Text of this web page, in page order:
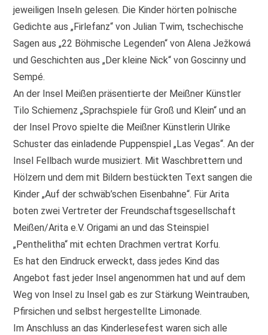
jeweiligen Inseln gelesen. Die Kinder hörten polnische
Gedichte aus „Firlefanz“ von Julian Twim, tschechische
Sagen aus „22 Böhmische Legenden“ von Alena Ježkowá
und Geschichten aus „Der kleine Nick“ von Goscinny und
Sempé.
An der Insel Meißen präsentierte der Meißner Künstler
Tilo Schiemenz „Sprachspiele für Groß und Klein“ und an
der Insel Provo spielte die Meißner Künstlerin Ulrike
Schuster das einladende Puppenspiel „Las Vegas“. An der
Insel Fellbach wurde musiziert. Mit Waschbrettern und
Hölzern und dem mit Bildern bestückten Text sangen die
Kinder „Auf der schwäb’schen Eisenbahne“. Für Arita
boten zwei Vertreter der Freundschaftsgesellschaft
Meißen/Arita e.V. Origami an und das Steinspiel
„Penthelitha“ mit echten Drachmen vertrat Korfu.
Es hat den Eindruck erweckt, dass jedes Kind das
Angebot fast jeder Insel angenommen hat und auf dem
Weg von Insel zu Insel gab es zur Stärkung Weintrauben,
Pfirsichen und selbst hergestellte Limonade.
Im Anschluss an das Kinderlesefest waren sich alle